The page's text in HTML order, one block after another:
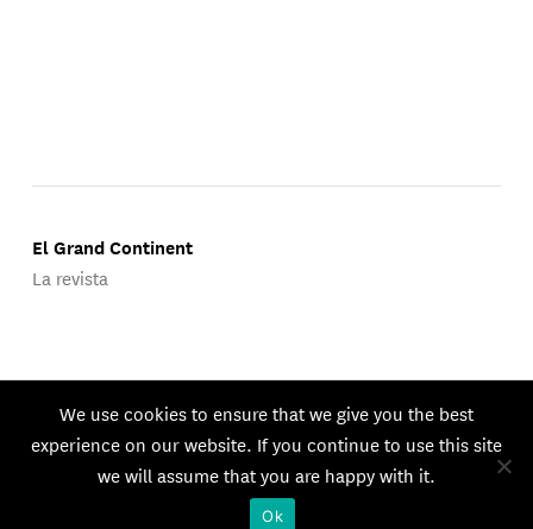
El Grand Continent
La revista
© 2026 GEG. Todos los derechos reservados.
We use cookies to ensure that we give you the best
experience on our website. If you continue to use this site
we will assume that you are happy with it.
Ok